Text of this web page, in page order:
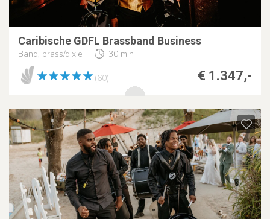
Caribische GDFL Brassband Business
Band, brass/dixie 30 min
€ 1.347,-
(60)